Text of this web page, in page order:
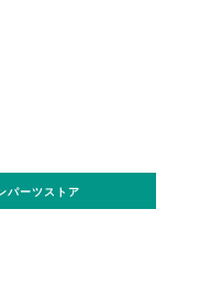
パーツストア